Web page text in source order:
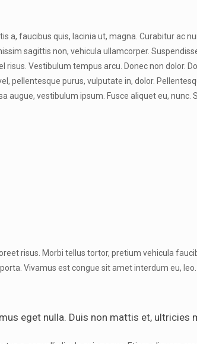
a, faucibus quis, lacinia ut, magna. Curabitur ac
sagittis non, vehicula ullamcorper.
Vestibulum tempus arcu. Donec non dolor.
purus, vulputate in, dolor.
vestibulum ipsum. Fusce aliquet eu, nunc.
risus. Morbi tellus tortor, pretium vehicula
Vivamus est congue sit amet interdum eu,
eget nulla. Duis non mattis et, ultricies